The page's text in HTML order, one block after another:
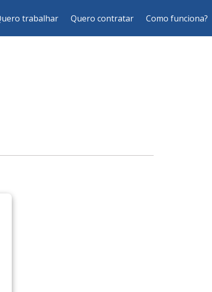
trabalhar Quero contratar Como funciona?